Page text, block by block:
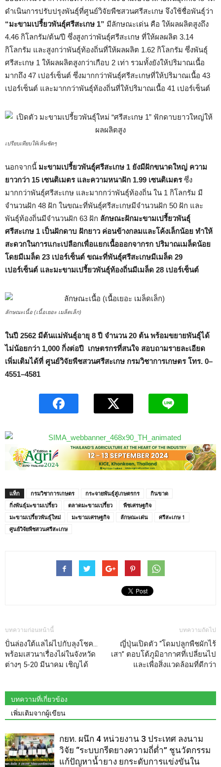
ดำเนินการปรับปรุงพันธุ์ที่ศูนย์วิจัยพืชสวนศรีสะเกษ จึงใช้ชื่อพันธุ์ว่า
“มะขามเปรี้ยวพันธุ์ศรีสะเกษ 1” มีลักษณะเด่น คือ ให้ผลผลิตสูงถึง
4.46 กิโลกรัม/ต้น/ปี ซึ่งสูงกว่าพันธุ์ศรีสะเกษ ที่ให้ผลผลิต 3.14
กิโลกรัม และสูงกว่าพันธุ์ท้องถิ่นที่ให้ผลผลิต 1.62 กิโลกรัม ซึ่งพันธุ์
ศรีสะเกษ 1 ให้ผลผลิตสูงกว่าเกือบ 2 เท่า รวมทั้งยังให้ปริมาณเนื้อ
มากถึง 47 เปอร์เซ็นต์ ซึ่งมากกว่าพันธุ์ศรีสะเกษที่ให้ปริมาณเนื้อ 43
เปอร์เซ็นต์ และมากกว่าพันธุ์ท้องถิ่นที่ให้ปริมาณเนื้อ 41 เปอร์เซ็นต์
เปรียบเทียบให้เห็นชัดๆ
นอกจากนี้ มะขามเปรี้ยวพันธุ์ศรีสะเกษ 1 ยังมีฝักขนาดใหญ่ ความ
ยาวกว่า 15 เซนติเมตร และความหนาฝัก 1.99 เซนติเมตรซึ่ง
มากกว่าพันธุ์ศรีสะเกษ และมากกว่าพันธุ์ท้องถิ่น ใน 1 กิโลกรัม มี
จำนวนฝัก 48 ฝัก ในขณะที่พันธุ์ศรีสะเกษมีจำนวนฝัก 50 ฝัก และ
พันธุ์ท้องถิ่นมีจำนวนฝัก 63 ฝัก ลักษณะฝักมะขามเปรี้ยวพันธุ์
ศรีสะเกษ 1 เป็นฝักดาบ ฝักยาว ค่อนข้างกลมและโค้งเล็กน้อย ทำให้
สะดวกในการแกะเปลือกเพื่อแยกเนื้อออกจากรก ปริมาณเมล็ดน้อย
โดยมีเมล็ด 23 เปอร์เซ็นต์ ขณะที่พันธุ์ศรีสะเกษมีเมล็ด 29
เปอร์เซ็นต์ และมะขามเปรี้ยวพันธุ์ท้องถิ่นมีเมล็ด 28 เปอร์เซ็นต์
ลักษณะเนื้อ (เนื้อเยอะ เมล็ดเล็ก)
ในปี 2562 มีต้นแม่พันธุ์อายุ 8 ปี จำนวน 20 ต้น พร้อมขยายพันธุ์ได้
ไม่น้อยกว่า 1,000 กิ่งต่อปี เกษตรกรที่สนใจ สอบถามรายละเอียด
เพิ่มเติมได้ที่ ศูนย์วิจัยพืชสวนศรีสะเกษ กรมวิชาการเกษตร โทร. 0–
4551–4581
แท็ก กรมวิชาการเกษตร กระจายพันธุ์สู่เกษตรกร
กินขาด
กิ่งพันธุ์มะขามเปรี้ยว
ตลาดมะขามเปรี้ยว
พืชเศรษฐกิจ
มะขามเปรี้ยวพันธุ์ใหม่
มะขามเศรษฐกิจ ลักษณะเด่น
ศรีสะเกษ 1
ศูนย์วิจัยพืชสวนศรีสะเกษ
บทความก่อนหน้านี้
ปั่นล่องใต้แลไผ่ไปกับลุงโชค…
พร้อมเสวนาเรื่องไผ่ในจังหวัด
ต่างๆ 5-20 มีนาคม เชิญได้
บทความถัดไป
ญี่ปุ่นเปิดตัว “โดมปลูกพืชผักไร้
เสา” ตอบโต้ภูมิอากาศที่เปลี่ยนไป
และเพื่อสิ่งแวดล้อมที่ดีกว่า
บทความที่เกี่ยวข้อง
เพิ่มเติมจากผู้เขียน
กยท. ผนึก 4 หน่วยงาน 3 ประเทศ ลงนาม
วิจัย “ระบบกรีดยางความถี่ต่ำ” ชูนวัตกรรม
แก้ปัญหาน้ำยาง ยกระดับการแข่งขันใน